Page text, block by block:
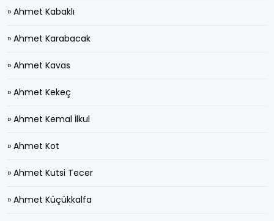
» Ahmet Kabaklı
» Ahmet Karabacak
» Ahmet Kavas
» Ahmet Kekeç
» Ahmet Kemal İlkul
» Ahmet Kot
» Ahmet Kutsi Tecer
» Ahmet Küçükkalfa